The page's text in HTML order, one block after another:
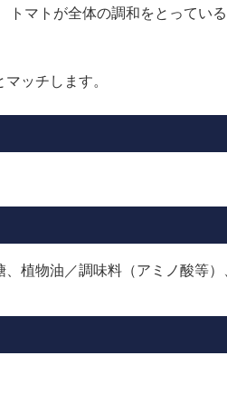
マトが全体の調和をとってい
ッチします。
植物油／調味料（アミノ酸等